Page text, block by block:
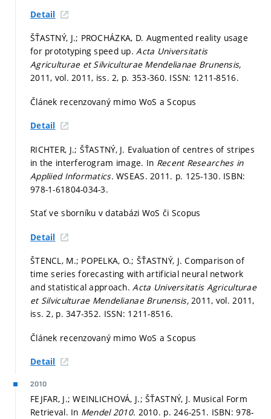
Detail
ŠŤASTNÝ, J.; PROCHÁZKA, D. Augmented reality usage
for prototyping speed up.Acta Universitatis
Agriculturae et Silviculturae Mendelianae Brunensis,
2011, vol. 2011, iss. 2, p. 353-360. ISSN: 1211-8516.
Článek recenzovaný mimo WoS a Scopus
Detail
RICHTER, J.; ŠŤASTNÝ, J. Evaluation of centres of stripes
in the interferogram image. In Recent Researches in
Appliied Informatics.WSEAS. 2011. p. 125-130. ISBN:
978-1-61804-034-3.
Stať ve sborníku v databázi WoS či Scopus
Detail
ŠTENCL, M.; POPELKA, O.; ŠŤASTNÝ, J. Comparison of
time series forecasting with artificial neural network
and statistical approach.Acta Universitatis Agriculturae
et Silviculturae Mendelianae Brunensis,2011, vol. 2011,
iss. 2, p. 347-352. ISSN: 1211-8516.
Článek recenzovaný mimo WoS a Scopus
Detail
2010
FEJFAR, J.; WEINLICHOVÁ, J.; ŠŤASTNÝ, J. Musical Form
Retrieval. In Mendel 2010. 2010. p. 246-251. ISBN: 978-